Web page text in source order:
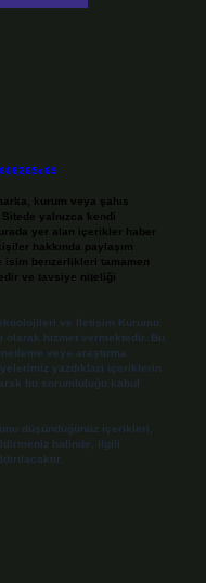
kurum veya şahıs
yalnızca kendi
yer alan içerikler haber
hakkında paylaşım
isim benzerlikleri tamamen
ve tavsiye niteliği
ve İletişim Kurumu
olarak hizmet vermektedir. Bu
veya araştırma
yazdıkları içeriklerin
bu sorumluluğu kabul
düşündüğünüz içerikleri,
halinde, ilgili